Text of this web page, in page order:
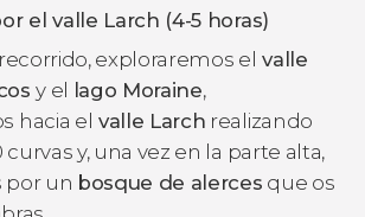
el valle Larch (4-5 horas)
exploraremos el valle
y el lago Moraine,
hacia el valle Larch realizando
curvas y, una vez en la parte alta,
por un bosque de alerces que os